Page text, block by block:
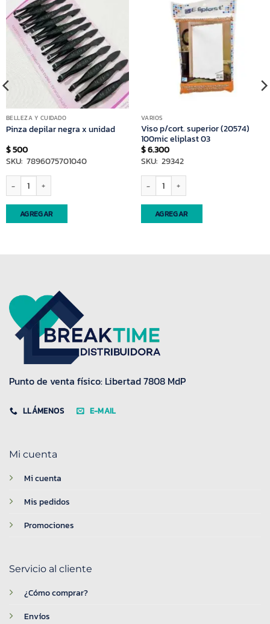
BELLEZA Y CUIDADO
Pinza depilar negra x unidad
$500
SKU: 7896075701040
Pinza depilar negra x unidad cantidad
AGREGAR
VARIOS
Viso p/cort. superior (20574)
100mic eliplast 03
$6.300
SKU: 29342
Viso p/cort. superior (20574) 100mic
AGREGAR
Punto de venta físico: Libertad 7808 MdP
LLÁMENOS E-MAIL
Mi cuenta
Mi cuenta
Mis pedidos
Promociones
Servicio al cliente
¿Cómo comprar?
Envíos